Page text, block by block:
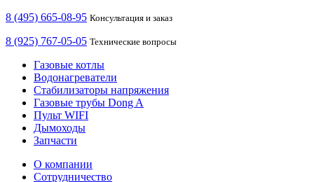
8 (495) 665-08-95 Консультация и заказ
8 (925) 767-05-05 Технические вопросы
Газовые котлы
Водонагреватели
Стабилизаторы напряжения
Газовые трубы Dong A
Пульт WIFI
Дымоходы
Запчасти
О компании
Сотрудничество